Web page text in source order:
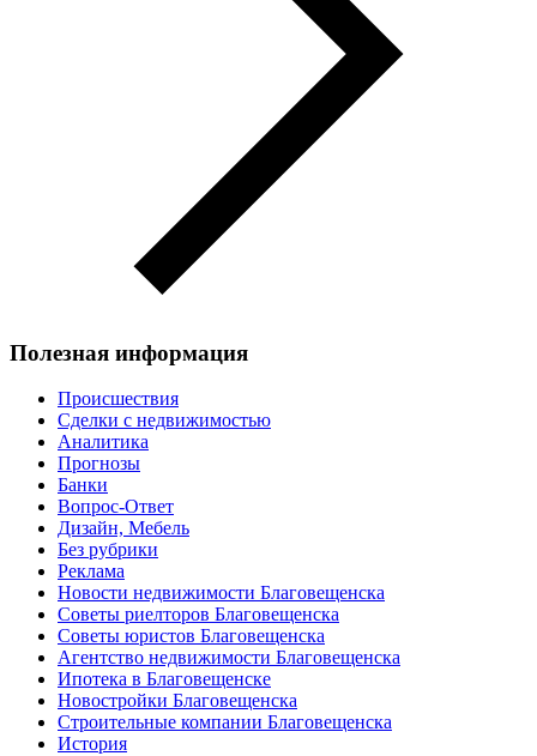
Полезная информация
Происшествия
Сделки с недвижимостью
Аналитика
Прогнозы
Банки
Вопрос-Ответ
Дизайн, Мебель
Без рубрики
Реклама
Новости недвижимости Благовещенска
Советы риелторов Благовещенска
Советы юристов Благовещенска
Агентство недвижимости Благовещенска
Ипотека в Благовещенске
Новостройки Благовещенска
Строительные компании Благовещенска
История